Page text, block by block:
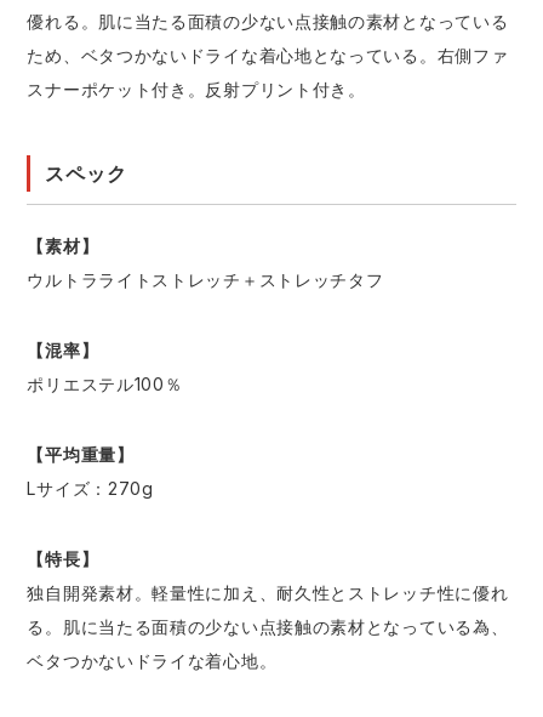
優れる。肌に当たる面積の少ない点接触の素材となっている
ため、ベタつかないドライな着心地となっている。右側ファ
スナーポケット付き。反射プリント付き。
スペック
【素材】
ウルトラライトストレッチ＋ストレッチタフ
【混率】
ポリエステル100％
【平均重量】
Lサイズ：270g
【特長】
独自開発素材。軽量性に加え、耐久性とストレッチ性に優れ
る。肌に当たる面積の少ない点接触の素材となっている為、
ベタつかないドライな着心地。